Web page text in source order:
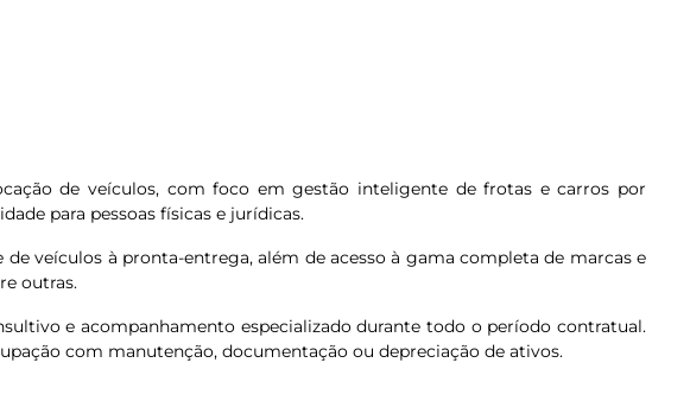
de veículos, com foco em gestão inteligente de frotas e carros por
para pessoas físicas e jurídicas.
veículos à pronta-entrega, além de acesso à gama completa de marcas e
outras.
e acompanhamento especializado durante todo o período contratual.
com manutenção, documentação ou depreciação de ativos.